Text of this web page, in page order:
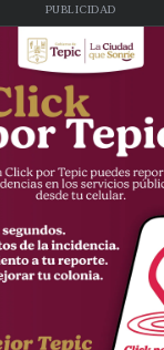
PUBLICIDAD